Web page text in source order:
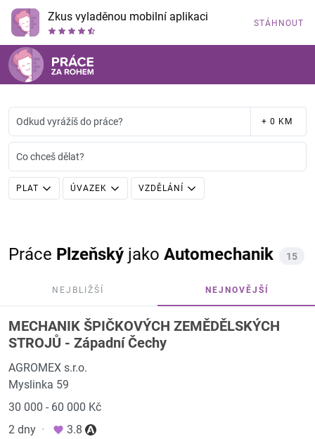
Zkus vyladěnou mobilní aplikaci STÁHNOUT
Odkud vyrážíš do práce? + 0 KM
Co chceš dělat?
PLAT ÚVAZEK VZDĚLÁNÍ
Práce Plzeňský jako Automechanik 15
NEJBLIŽŠÍ NEJNOVĚJŠÍ
MECHANIK ŠPIČKOVÝCH ZEMĚDĚLSKÝCH
STROJŮ - Západní Čechy
AGROMEX s.r.o.
Myslinka 59
30 000 - 60 000 Kč
2 dny · 3.8